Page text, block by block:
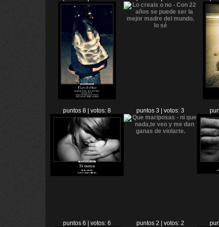
puntos 8 | votos: 8 puntos 3 | votos: 3
puntos 6 | votos: 6 puntos 2 | votos: 2